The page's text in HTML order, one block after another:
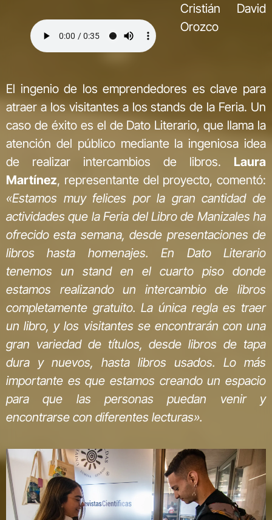
Cristián David
Orozco
El ingenio de los emprendedores es clave para
atraer a los visitantes a los stands de la Feria. Un
caso de éxito es el de Dato Literario, que llama la
atención del público mediante la ingeniosa idea
de realizar intercambios de libros. Laura
Martínez, representante del proyecto, comentó:
«Estamos muy felices por la gran cantidad de
actividades que la Feria del Libro de Manizales ha
ofrecido esta semana, desde presentaciones de
libros hasta homenajes. En Dato Literario
tenemos un stand en el cuarto piso donde
estamos realizando un intercambio de libros
completamente gratuito. La única regla es traer
un libro, y los visitantes se encontrarán con una
gran variedad de títulos, desde libros de tapa
dura y nuevos, hasta libros usados. Lo más
importante es que estamos creando un espacio
para que las personas puedan venir y
encontrarse con diferentes lecturas».